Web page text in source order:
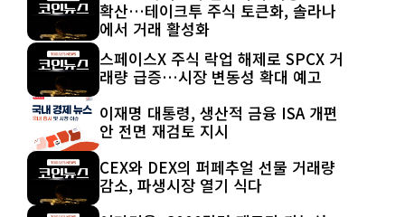
확산…테이크투 주식 토큰화, 솔라나
에서 거래 활성화
스페이스X 주식 락업 해제로 SPCX 거
래량 급증…시장 변동성 확대 예고
이재명 대통령, 생산적 금융 ISA 개편
안 전면 재검토 지시
CEX와 DEX의 퍼페추얼 선물 거래량
감소, 파생시장 열기 식다